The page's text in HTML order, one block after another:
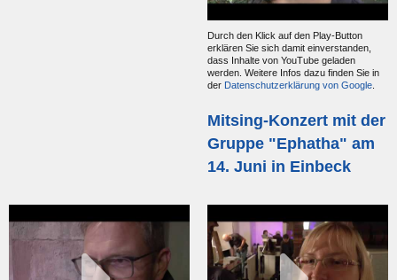
Durch den Klick auf den Play-Button
erklären Sie sich damit einverstanden,
dass Inhalte von YouTube geladen
werden. Weitere Infos dazu finden Sie in
der Datenschutzerklärung von Google.
Mitsing-Konzert mit der
Gruppe "Ephatha" am
14. Juni in Einbeck